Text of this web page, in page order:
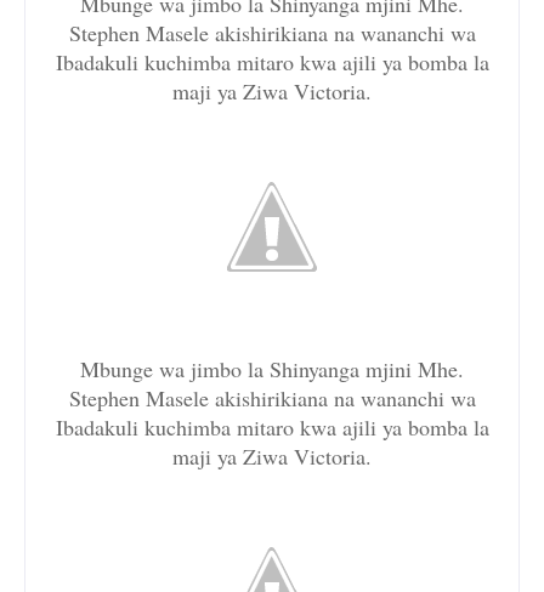
Stephen Masele akishirikiana na wananchi wa
Ibadakuli kuchimba mitaro kwa ajili ya bomba la
maji ya Ziwa Victoria.
Mbunge wa jimbo la Shinyanga mjini Mhe.
Stephen Masele akishirikiana na wananchi wa
Ibadakuli kuchimba mitaro kwa ajili ya bomba la
maji ya Ziwa Victoria.